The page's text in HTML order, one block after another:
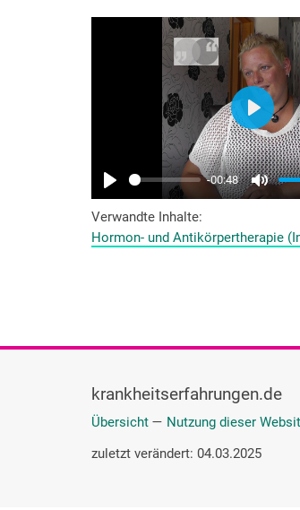
Verwandte Inhalte
Hormon- und Antikörpertherapie
krankheitserfahrungen.de
Übersicht — Nutzung dieser
zuletzt verändert: 04.03.2025